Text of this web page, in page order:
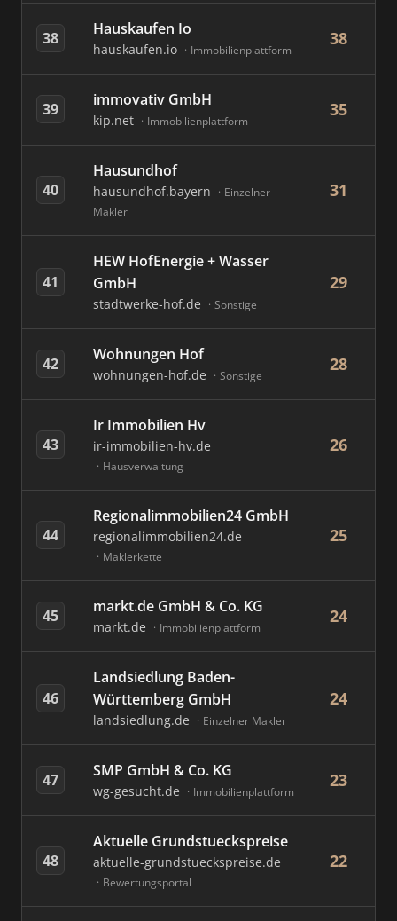
38 Hauskaufen Io
hauskaufen.io Immobilienplattform
38
39 immovativ GmbH
kip.net Immobilienplattform
35
40
Hausundhof
hausundhof.bayern
Einzelner
Makler
31
41
HEW HofEnergie + Wasser
GmbH
stadtwerke-hof.de Sonstige
29
42 Wohnungen Hof
wohnungen-hof.de Sonstige
28
43
Ir Immobilien Hv
ir-immobilien-hv.de
Hausverwaltung
26
44
Regionalimmobilien24 GmbH
regionalimmobilien24.de
Maklerkette
25
45 markt.de GmbH & Co. KG
markt.de Immobilienplattform
24
46
Landsiedlung Baden-
Württemberg GmbH
landsiedlung.de Einzelner Makler
24
47 SMP GmbH & Co. KG
wg-gesucht.de Immobilienplattform
23
48
Aktuelle Grundstueckspreise
aktuelle-grundstueckspreise.de
Bewertungsportal
22